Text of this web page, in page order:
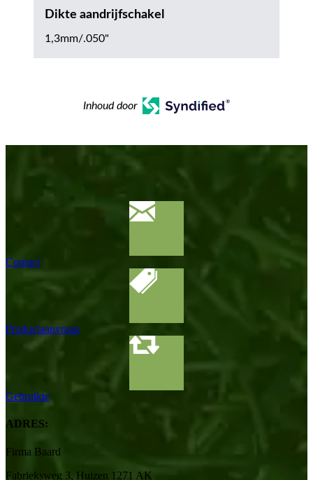
Dikte aandrijfschakel
1,3mm/.050"
Inhoud door
Contact
Productaanvraag
Gebruikte
ADRES:
Firma Baard
Fabrieksweg 3, Huizen 1271 AK